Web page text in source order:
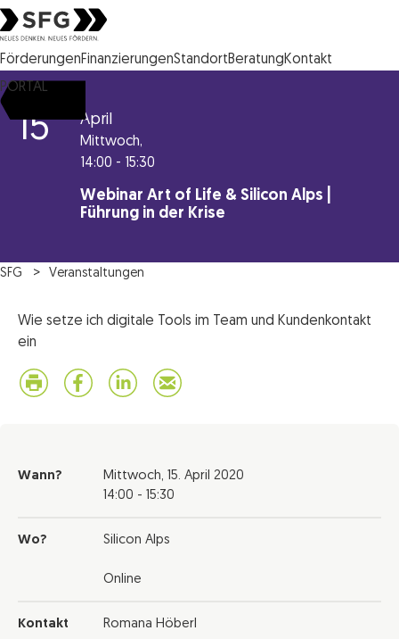
Steirische Wirtschaftsförderungsgesellschaft mbH SFG Logo
FörderungenFinanzierungenStandortBeratungKontakt
PORTAL
15 April
Mittwoch,
14:00 - 15:30
Webinar Art of Life & Silicon Alps |
Führung in der Krise
SFG Veranstaltungen
Wie setze ich digitale Tools im Team und Kundenkontakt
ein
Wann? Mittwoch, 15. April 2020
14:00 - 15:30
Wo? Silicon Alps
Online
Kontakt Romana Höberl